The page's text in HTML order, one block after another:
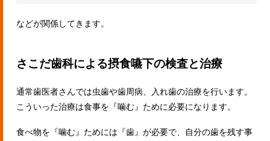
などが関係してきます。
さこだ歯科による摂食嚥下の検査と治療
通常歯医者さんでは虫歯や歯周病、入れ歯の治療を行います。
こういった治療は食事を『噛む』ために必要になります。
食べ物を『噛む』ためには『歯』が必要で、自分の歯を残す事